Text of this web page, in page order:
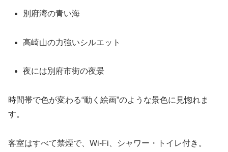
別府湾の青い海
高崎山の力強いシルエット
夜には別府市街の夜景
時間帯で色が変わる“動く絵画”のような景色に見惚れま
す。
客室はすべて禁煙で、Wi-Fi、シャワー・トイレ付き。